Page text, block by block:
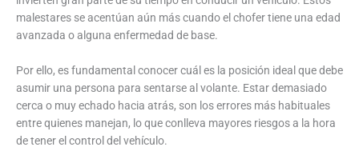
malestares se acentúan aún más cuando el chofer tiene una edad
avanzada o alguna enfermedad de base.
Por ello, es fundamental conocer cuál es la posición ideal que debe
asumir una persona para sentarse al volante. Estar demasiado
cerca o muy echado hacia atrás, son los errores más habituales
entre quienes manejan, lo que conlleva mayores riesgos a la hora
de tener el control del vehículo.